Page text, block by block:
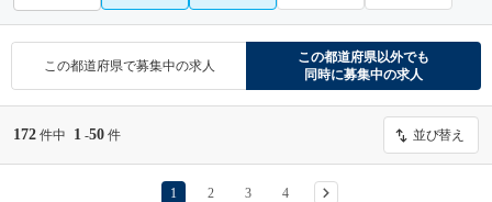
この都道府県で募集中の求人
この都道府県以外でも
同時に募集中の求人
172 件中 1 -50 件 並び替え
1 2 3 4